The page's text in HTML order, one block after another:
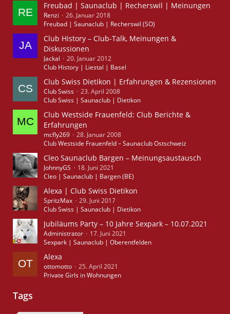
Freubad | Saunaclub | Recherswil | Meinungen
Renzi
26. Januar 2018
Freubad | Saunaclub | Recherswil (SO)
Club History – Club-Talk, Meinungen &
Diskussionen
Jackal
20. Januar 2012
Club History | Liestal | Basel
Club Swiss Dietikon | Erfahrungen & Rezensionen
Club Swiss
23. April 2008
Club Swiss | Saunaclub | Dietikon
Club Westside Frauenfeld: Club Berichte &
Erfahrungen
mcfly269
28. Januar 2008
Club Westside Frauenfeld – Saunaclub Ostschweiz
Cleo Saunaclub Bargen – Meinungsaustausch
JohnnyGS
18. Juni 2021
Cleo | Saunaclub | Bargen (BE)
Alexa | Club Swiss Dietikon
SpritzMax
29. Juni 2017
Club Swiss | Saunaclub | Dietikon
Jubiläums Party – 10 Jahre Sexpark – 10.07.2021
Administrator
17. Juni 2021
Sexpark | Saunaclub | Oberentfelden
Alexa
ottomotto
25. April 2021
Private Girls in Wohnungen
Tags